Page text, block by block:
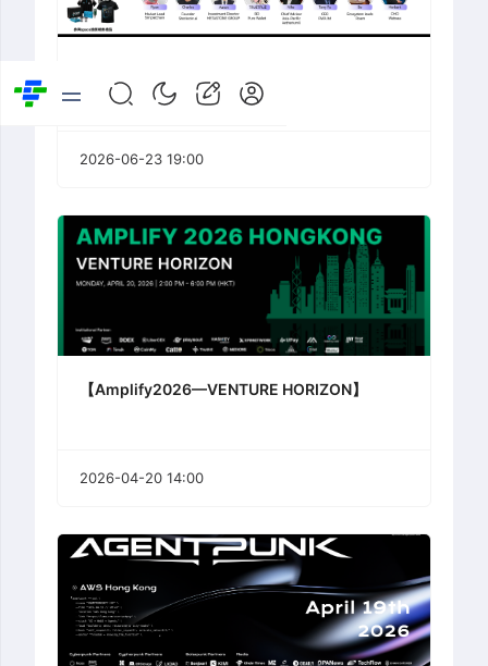
2026-06-23 19:00
【Amplify2026—VENTURE HORIZON】
2026-04-20 14:00